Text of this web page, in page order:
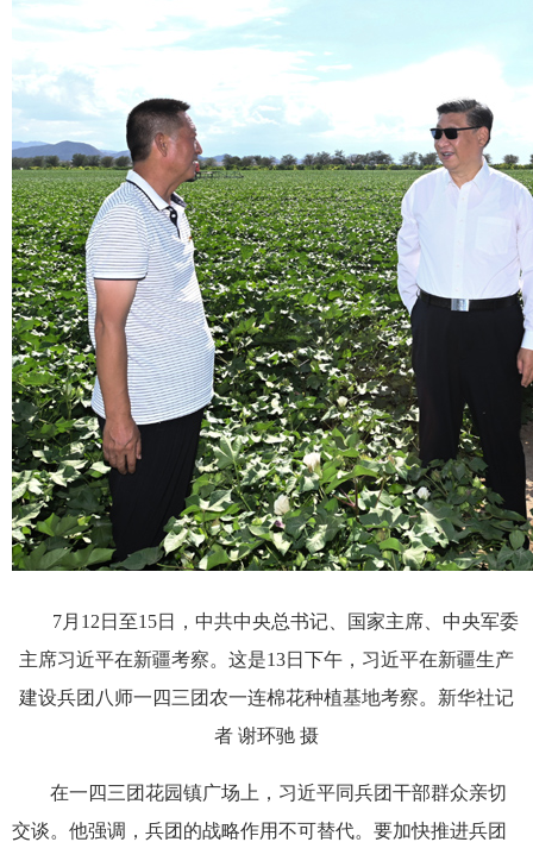
7月12日至15日，中共中央总书记、国家主席、中央军委
主席习近平在新疆考察。这是13日下午，习近平在新疆生产
建设兵团八师一四三团农一连棉花种植基地考察。新华社记
者 谢环驰 摄
在一四三团花园镇广场上，习近平同兵团干部群众亲切
交谈。他强调，兵团的战略作用不可替代。要加快推进兵团